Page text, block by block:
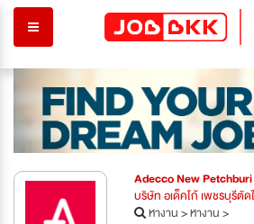
Adecco New
บริษัท อเด็คโก้ เพชรบุรีตั
หางาน>หางาน>